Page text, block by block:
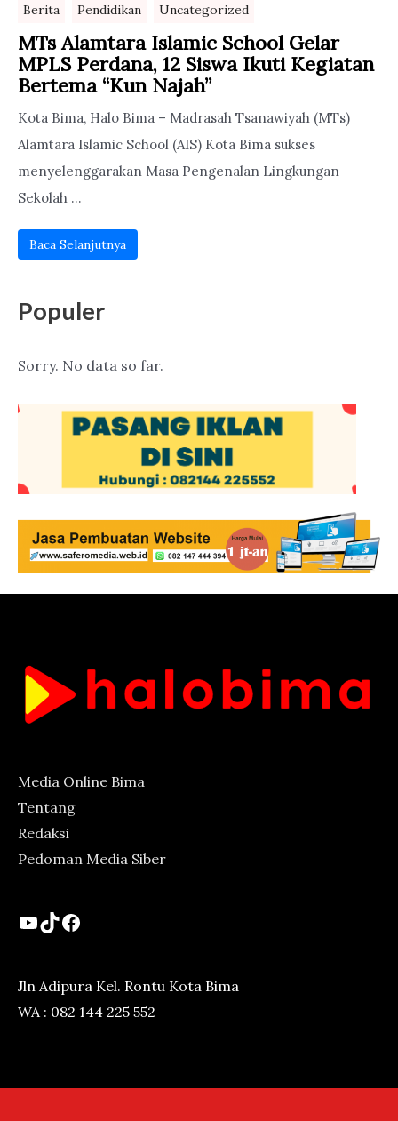
Berita Pendidikan Uncategorized
MTs Alamtara Islamic School Gelar
MPLS Perdana, 12 Siswa Ikuti Kegiatan
Bertema “Kun Najah”
Kota Bima, Halo Bima – Madrasah Tsanawiyah (MTs)
Alamtara Islamic School (AIS) Kota Bima sukses
menyelenggarakan Masa Pengenalan Lingkungan
Sekolah ...
Baca Selanjutnya
Populer
Sorry. No data so far.
Media Online Bima
Tentang
Redaksi
Pedoman Media Siber
YouTube
TikTok
Facebook
Jln Adipura Kel. Rontu Kota Bima
WA : 082 144 225 552